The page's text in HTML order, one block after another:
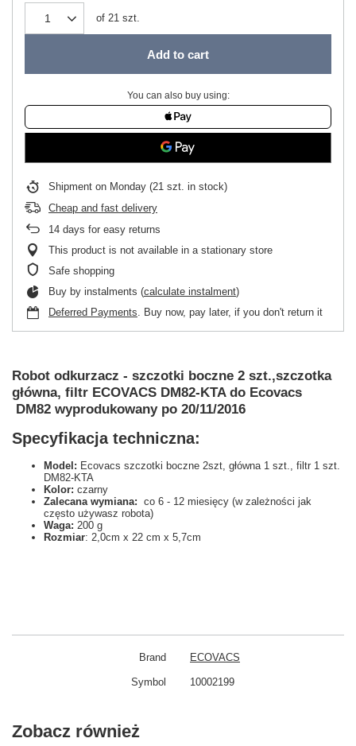
of 21 szt.
Add to cart
You can also buy using:
Shipment on Monday (21 szt. in stock)
Cheap and fast delivery
14 days for easy returns
This product is not available in a stationary store
Safe shopping
Buy by instalments (calculate instalment)
Deferred Payments. Buy now, pay later, if you don't return it
Robot odkurzacz - szczotki boczne 2 szt.,szczotka
główna, filtr ECOVACS DM82-KTA do Ecovacs
DM82 wyprodukowany po 20/11/2016
Specyfikacja techniczna:
Model: Ecovacs szczotki boczne 2szt, główna 1 szt., filtr 1 szt.
DM82-KTA
Kolor: czarny
Zalecana wymiana: co 6 - 12 miesięcy (w zależności jak
często używasz robota)
Waga: 200 g
Rozmiar: 2,0cm x 22 cm x 5,7cm
Brand ECOVACS
Symbol 10002199
Zobacz również